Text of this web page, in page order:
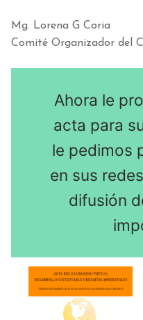
Mg. Lorena G Coria
Comité Organizador del
Ahora le
acta para
le pedimos
en sus
difusión